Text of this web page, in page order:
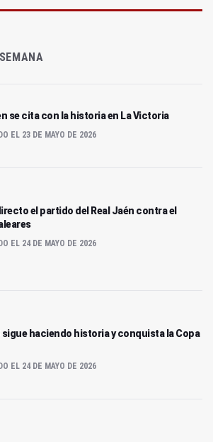
se cita con la historia en La Victoria
EL 23 DE MAYO DE 2026
el partido del Real Jaén contra el
EL 24 DE MAYO DE 2026
sigue haciendo historia y conquista la Copa
EL 24 DE MAYO DE 2026